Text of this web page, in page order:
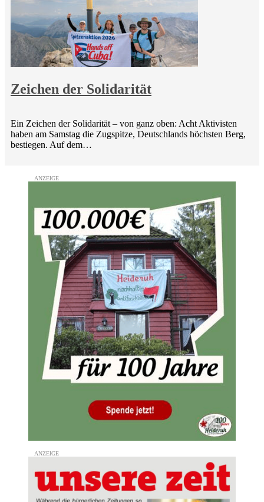
Zeichen der Solidarität
Ein Zeichen der Solidarität – von ganz oben: Acht Aktivisten
haben am Samstag die Zugspitze, Deutschlands höchsten Berg,
bestiegen. Auf dem…